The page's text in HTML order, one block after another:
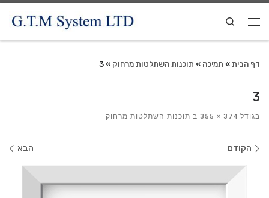
Search
דף הבית » תמיכה » תוכנות השתלטות מרחוק »
3
3
בגודל ב תוכנות השתלטות מרחוק
ניווטהקודם הבא